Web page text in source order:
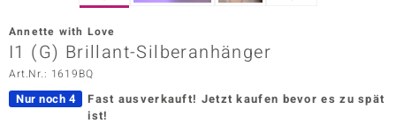
Vogue
Annette with Love
I1 (G) Brillant-Silberanhänger
Art.Nr.: 1619BQ
Nur noch 4 Fast ausverkauft! Jetzt kaufen bevor es zu spät
ist!